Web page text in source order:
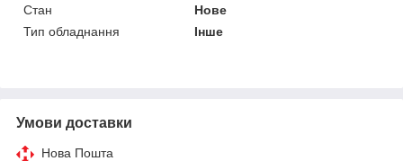
Стан
Нове
Тип обладнання
Інше
Умови доставки
Нова Пошта